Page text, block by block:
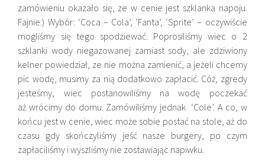
zamówieniu okazało się, ze w cenie jest szklanka napoju.
Fajnie:) Wybór: ‘Coca – Cola’, ‘Fanta’, ‘Sprite’ – oczywiście
mogliśmy się tego spodziewać. Poprosiliśmy wiec o 2
szklanki wody niegazowanej zamiast sody, ale zdziwiony
kelner powiedział, ze nie można zamienić, a jeżeli chcemy
pic wodę, musimy za nią dodatkowo zapłacić. Cóż, zgredy
jesteśmy, wiec postanowiliśmy na wodę poczekać
aż wrócimy do domu. Zamówiliśmy jednak ‘Cole’. A co, w
końcu jest w cenie, wiec może sobie postać na stole, aż do
czasu gdy skończyliśmy jeść nasze burgery, po czym
zapłaciliśmy i wyszliśmy nie zostawiając napiwku.